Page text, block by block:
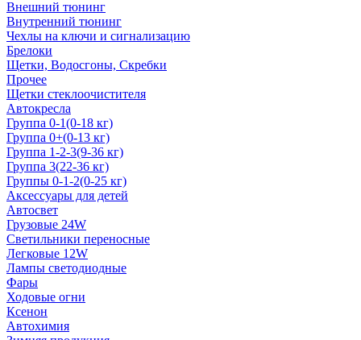
Внешний тюнинг
Внутренний тюнинг
Чехлы на ключи и сигнализацию
Брелоки
Щетки, Водосгоны, Скребки
Прочее
Щетки стеклоочистителя
Автокресла
Группа 0-1(0-18 кг)
Группа 0+(0-13 кг)
Группа 1-2-3(9-36 кг)
Группа 3(22-36 кг)
Группы 0-1-2(0-25 кг)
Аксессуары для детей
Автосвет
Грузовые 24W
Светильники переносные
Легковые 12W
Лампы светодиодные
Фары
Ходовые огни
Ксенон
Автохимия